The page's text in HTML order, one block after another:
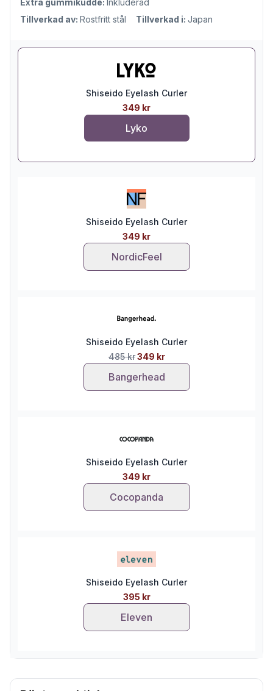
Tillverkad av: Rostfritt stål Tillverkad i: Japan
Shiseido Eyelash Curler
349 kr
Lyko
Shiseido Eyelash Curler
349 kr
NordicFeel
Shiseido Eyelash Curler
485 kr 349 kr
Bangerhead
Shiseido Eyelash Curler
349 kr
Cocopanda
Shiseido Eyelash Curler
395 kr
Eleven